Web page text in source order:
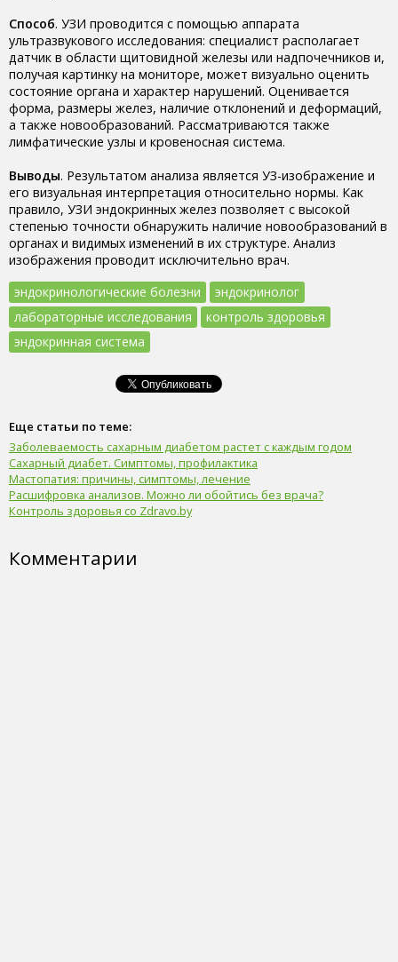
Способ. УЗИ проводится с помощью аппарата
ультразвукового исследования: специалист располагает
датчик в области щитовидной железы или надпочечников и,
получая картинку на мониторе, может визуально оценить
состояние органа и характер нарушений. Оценивается
форма, размеры желез, наличие отклонений и деформаций,
а также новообразований. Рассматриваются также
лимфатические узлы и кровеносная система.
Выводы. Результатом анализа является УЗ-изображение и
его визуальная интерпретация относительно нормы. Как
правило, УЗИ эндокринных желез позволяет с высокой
степенью точности обнаружить наличие новообразований в
органах и видимых изменений в их структуре. Анализ
изображения проводит исключительно врач.
эндокринологические болезни
эндокринолог
лабораторные исследования
контроль здоровья
эндокринная система
Еще статьи по теме:
Заболеваемость сахарным диабетом растет с каждым годом
Сахарный диабет. Симптомы, профилактика
Мастопатия: причины, симптомы, лечение
Расшифровка анализов. Можно ли обойтись без врача?
Контроль здоровья со Zdravo.by
Комментарии